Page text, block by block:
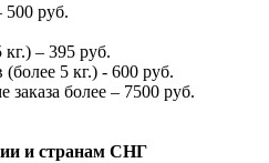
500 руб.
кг.) – 395 руб.
5 кг.) - 600 руб.
более – 7500 руб.
и странам СНГ